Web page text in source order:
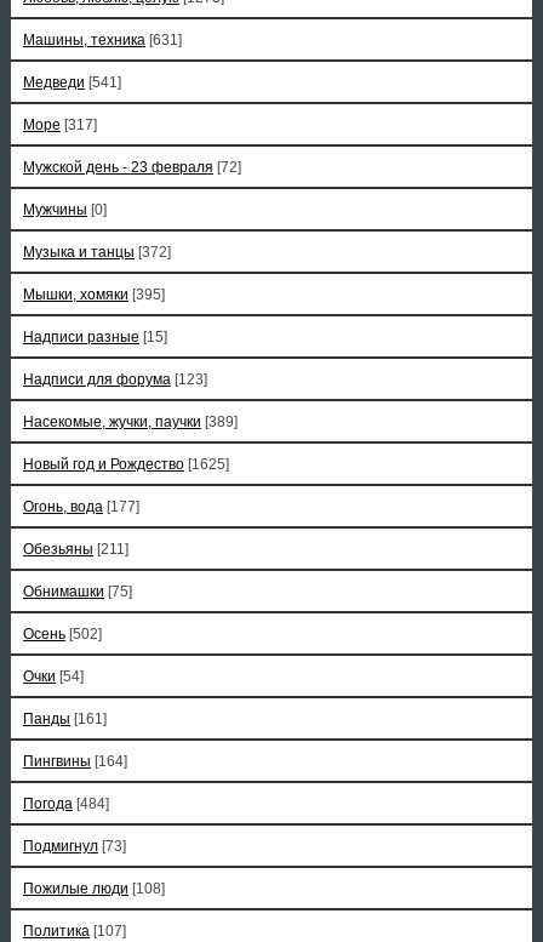
Машины, техника [631]
Медведи [541]
Море [317]
Мужской день - 23 февраля [72]
Мужчины [0]
Музыка и танцы [372]
Мышки, хомяки [395]
Надписи разные [15]
Надписи для форума [123]
Насекомые, жучки, паучки [389]
Новый год и Рождество [1625]
Огонь, вода [177]
Обезьяны [211]
Обнимашки [75]
Осень [502]
Очки [54]
Панды [161]
Пингвины [164]
Погода [484]
Подмигнул [73]
Пожилые люди [108]
Политика [107]